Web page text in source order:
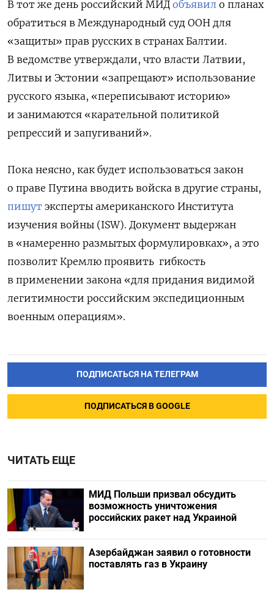
В тот же день российский МИД объявил о планах
обратиться в Международный суд ООН для
«защиты» прав русских в странах Балтии.
В ведомстве утверждали, что власти Латвии,
Литвы и Эстонии «запрещают» использование
русского языка, «переписывают историю»
и занимаются «карательной политикой
репрессий и запугиваний».
Пока неясно, как будет использоваться закон
о праве Путина вводить войска в другие страны,
пишут эксперты американского Института
изучения войны (ISW). Документ выдержан
в «намеренно размытых формулировках», а это
позволит Кремлю проявить гибкость
в применении закона «для придания видимой
легитимности российским экспедиционным
военным операциям».
ПОДПИСАТЬСЯ НА ТЕЛЕГРАМ
ПОДПИСАТЬСЯ В GOOGLE
ЧИТАТЬ ЕЩЕ
МИД Польши призвал обсудить
возможность уничтожения
российских ракет над Украиной
Азербайджан заявил о готовности
поставлять газ в Украину